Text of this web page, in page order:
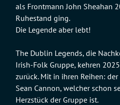
als Frontmann John Sheahan
Ruhestand ging.
Die Legende aber lebt!
The Dublin Legends, die
Irish-Folk Gruppe, kehren
zurück. Mit in ihren Reihen:
Sean Cannon, welcher schon
Herzstück der Gruppe ist.